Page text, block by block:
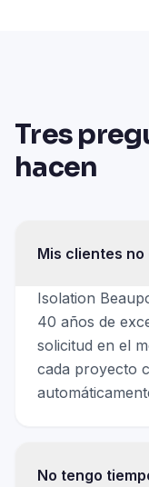
Tres
hacen
Mis clientes
Isolation
40 años de
solicitud en el
cada proyecto
No tengo